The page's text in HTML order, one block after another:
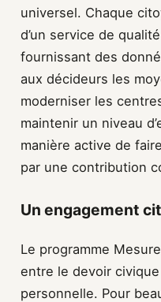
universel. Chaque
d’un service de
fournissant des
aux décideurs les
moderniser les
maintenir un niveau
manière active de
par une contribution
Un engagement
Le programme
entre le devoir
personnelle. Pour